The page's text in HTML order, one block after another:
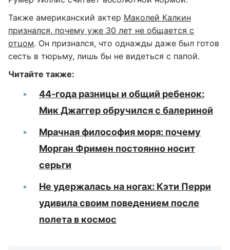
Также американский актер Маколей Калкин
признался, почему уже 30 лет не общается с
отцом. Он признался, что однажды даже был готов
сесть в тюрьму, лишь бы не видеться с папой.
Читайте также:
44-года разницы и общий ребенок:
Мик Джаггер обручился с балериной
Мрачная философия моря: почему
Морган Фримен постоянно носит
серьги
Не удержалась на ногах: Кэти Перри
удивила своим поведением после
полета в космос